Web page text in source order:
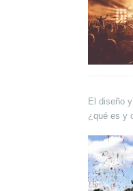
El diseño
¿qué es y